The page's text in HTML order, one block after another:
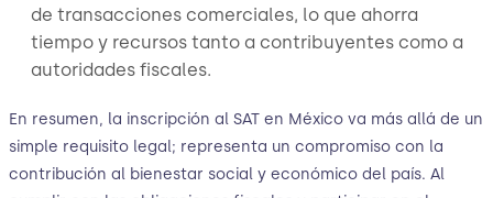
de transacciones comerciales, lo que ahorra
tiempo y recursos tanto a contribuyentes como a
autoridades fiscales.
En resumen, la inscripción al SAT en México va más allá de un
simple requisito legal; representa un compromiso con la
contribución al bienestar social y económico del país. Al